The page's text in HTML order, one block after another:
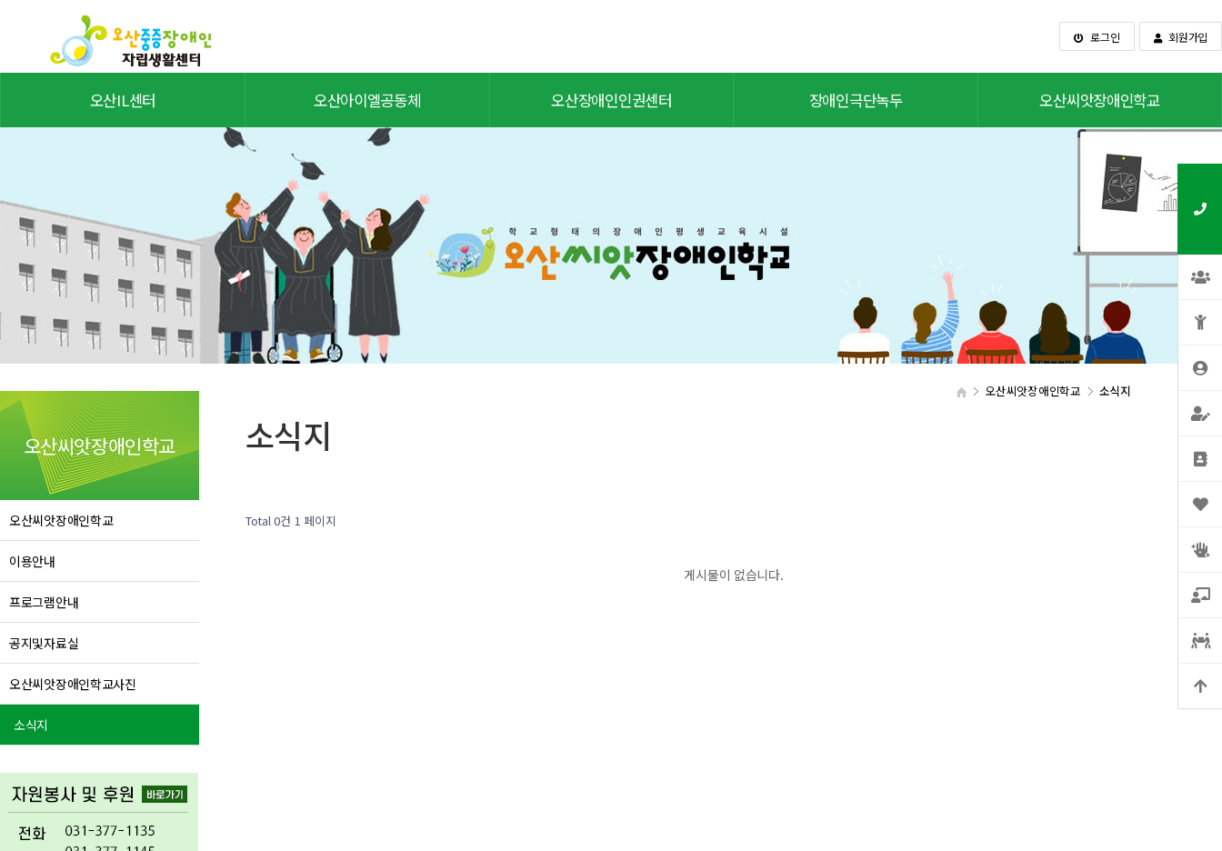
로그인 회원가입
오산IL센터 오산아이엘공동체 오산장애인인권센터 장애인극단녹두 오산씨앗장애인학교
오산씨앗장애인학교 소식지
오산씨앗장애인학교
오산씨앗장애인학교
이용안내
프로그램안내
공지및자료실
오산씨앗장애인학교사진
소식지
소식지
Total 0건 1 페이지
게시물이 없습니다.